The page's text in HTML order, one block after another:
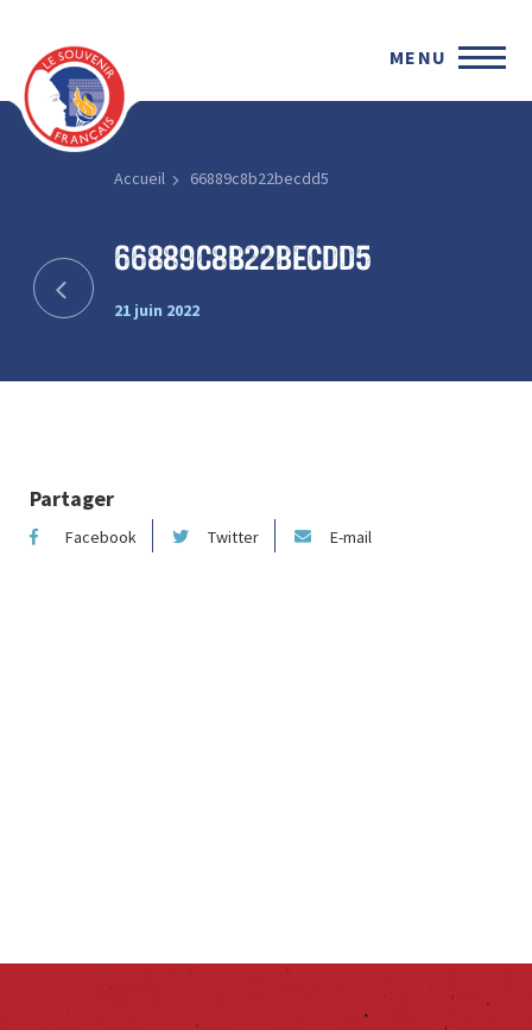
MENU
Accueil 66889c8b22becdd5
66889c8b22becdd5
21 juin 2022
Partager
Facebook Twitter E-mail